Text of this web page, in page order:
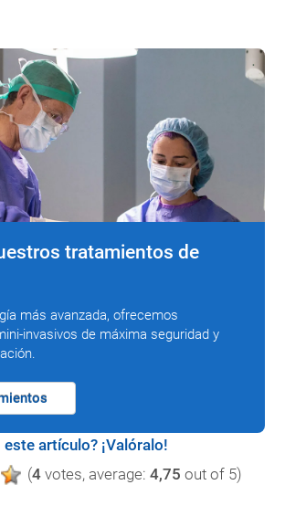
tratamientos de
más avanzada, ofrecemos
invasivos de máxima seguridad y
este artículo? ¡Valóralo!
(4 votes, average: 4,75 out of 5)